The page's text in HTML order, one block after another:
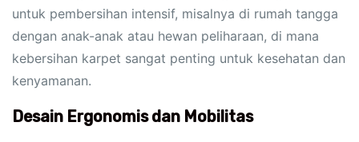
untuk pembersihan intensif, misalnya di rumah tangga
dengan anak-anak atau hewan peliharaan, di mana
kebersihan karpet sangat penting untuk kesehatan dan
kenyamanan.
Desain Ergonomis dan Mobilitas